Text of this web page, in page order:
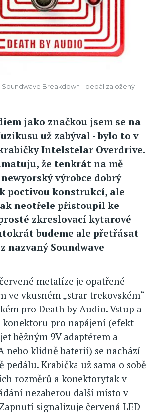
Soundwave Breakdown - pedál založený
jako značkou jsem se na
už zabýval - bylo to v
Intelstelar Overdrive.
že tenkrát na mě
výrobce dobrý
poctivou konstrukcí, ale
neotřele přistoupil ke
zkreslovací kytarové
budeme ale přetřásat
nazvaný Soundwave
metalíze je opatřené
ve vkusném „strar trekovském“
pro Death by Audio. Vstup a
konektoru pro napájení (efekt
běžným 9V adaptérem a
nebo klidně baterií) se nachází
pedálu. Krabička už sama o sobě
rozměrů a konektorytak v
nezaberou další místo v
signalizuje červená LED